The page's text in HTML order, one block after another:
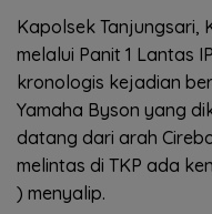
Kapolsek Tanjungsari,
melalui Panit 1 Lantas
kronologis kejadian
Yamaha Byson yang
datang dari arah
melintas di TKP ada
) menyalip.